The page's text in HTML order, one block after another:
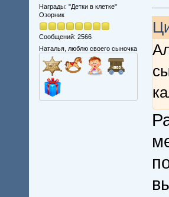
Награды: "Детки в клетке"
Озорник
Сообщений: 2566
Наталья, люблю своего сыночка